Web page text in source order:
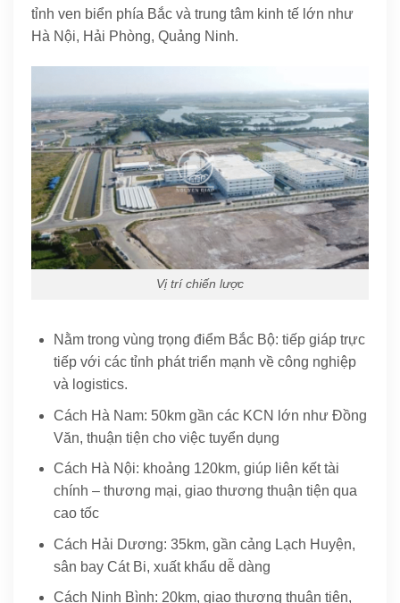
tỉnh ven biển phía Bắc và trung tâm kinh tế lớn như
Hà Nội, Hải Phòng, Quảng Ninh.
Vị trí chiến lược
Nằm trong vùng trọng điểm Bắc Bộ: tiếp giáp trực
tiếp với các tỉnh phát triển mạnh về công nghiệp
và logistics.
Cách Hà Nam: 50km gần các KCN lớn như Đồng
Văn, thuận tiện cho việc tuyển dụng
Cách Hà Nội: khoảng 120km, giúp liên kết tài
chính – thương mại, giao thương thuận tiện qua
cao tốc
Cách Hải Dương: 35km, gần cảng Lạch Huyện,
sân bay Cát Bi, xuất khẩu dễ dàng
Cách Ninh Bình: 20km, giao thương thuận tiện,